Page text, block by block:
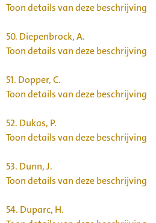
Toon details van deze beschrijving
50. Diepenbrock, A.
Toon details van deze beschrijving
51. Dopper, C.
Toon details van deze beschrijving
52. Dukas, P.
Toon details van deze beschrijving
53. Dunn, J.
Toon details van deze beschrijving
54. Duparc, H.